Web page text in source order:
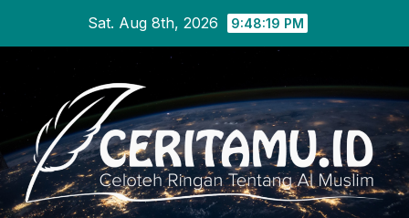
Sat. Aug 8th, 2026 9:48:19 PM